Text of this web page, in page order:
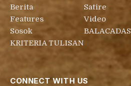
Berita
Features
Sosok
KRITERIA TULISAN
Satire
Video
BALACADAS
CONNECT WITH US